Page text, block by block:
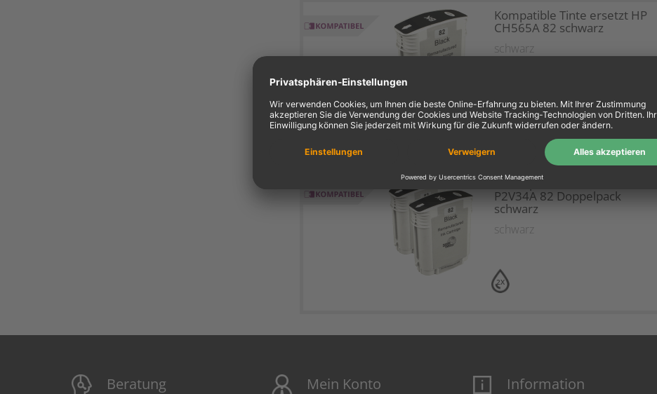
1X
Kompatible Tinte ersetzt HP
CH565A 82 schwarz
schwarz
2X
2 Kompatible Tinten ersetzt HP
P2V34A 82 Doppelpack
schwarz
schwarz
Beratung Mein Konto Information